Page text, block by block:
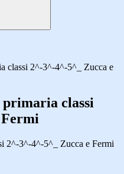
classi 2^-3^-4^-5^_ Zucca e
primaria classi
2^-3^-4^-5^_ Zucca e Fermi